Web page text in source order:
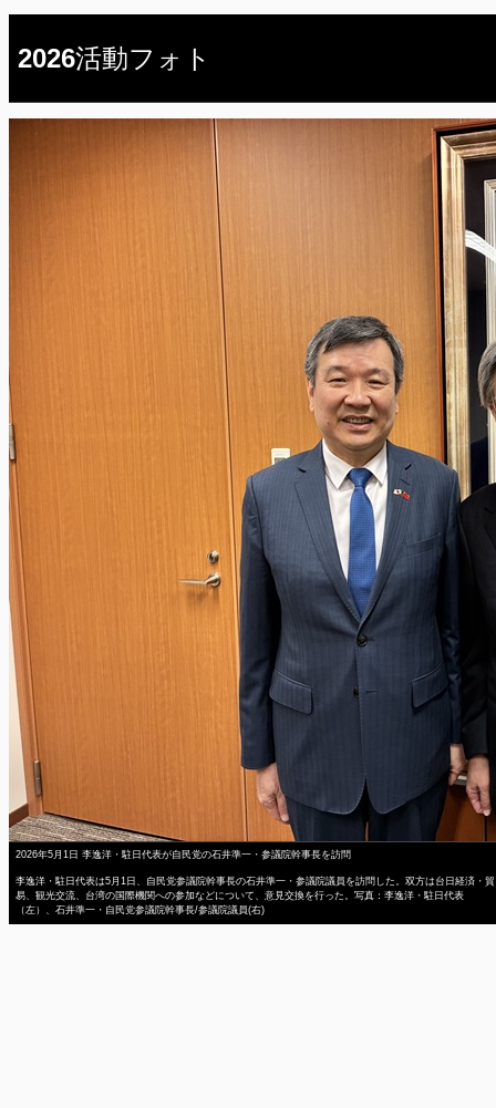
2026活動フォト
2026年5月1日 李逸洋・駐日代表が自民党の石井準一・参議院幹事長を訪問
李逸洋・駐日代表は5月1日、自民党参議院幹事長の石井準一・参議院議員を訪問した。双方は台日経済・貿
易、観光交流、台湾の国際機関への参加などについて、意見交換を行った。写真：李逸洋・駐日代表
（左）、石井準一・自民党参議院幹事長/参議院議員(右)